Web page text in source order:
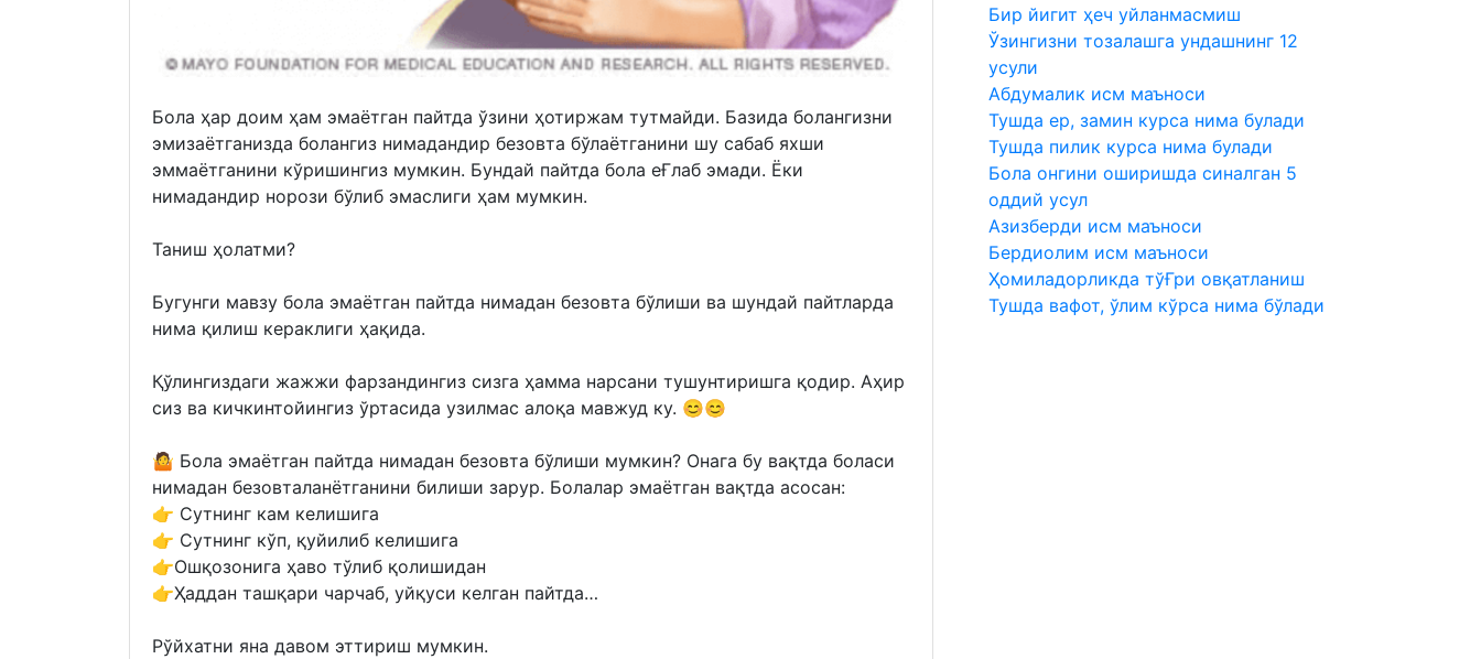
Бола ҳар доим ҳам эмаётган пайтда ўзини ҳотиржам тутмайди. Базида болангизни
эмизаётганизда болангиз нимадандир безовта бўлаётганини шу сабаб яхши
эммаётганини кўришингиз мумкин. Бундай пайтда бола еҒлаб эмади. Ёки
нимадандир норози бўлиб эмаслиги ҳам мумкин.
Таниш ҳолатми?
Бугунги мавзу бола эмаётган пайтда нимадан безовта бўлиши ва шундай пайтларда
нима қилиш кераклиги ҳақида.
Қўлингиздаги жажжи фарзандингиз сизга ҳамма нарсани тушунтиришга қодир. Aҳир
сиз ва кичкинтойингиз ўртасида узилмас алоқа мавжуд ку. 😊😊
🤷 Бола эмаётган пайтда нимадан безовта бўлиши мумкин? Онага бу вақтда боласи
нимадан безовталанётганини билиши зарур. Болалар эмаётган вақтда асосан:
👉 Сутнинг кам келишига
👉 Сутнинг кўп, қуйилиб келишига
👉Ошқозонига ҳаво тўлиб қолишидан
👉Ҳаддан ташқари чарчаб, уйқуси келган пайтда…
Рўйхатни яна давом эттириш мумкин.
Бир йигит ҳеч уйланмасмиш
Ўзингизни тозалашга ундашнинг 12
усули
Абдумалик исм маъноси
Тушда ер, замин курса нима булади
Тушда пилик курса нима булади
Бола онгини оширишда синалган 5
оддий усул
Азизберди исм маъноси
Бердиолим исм маъноси
Ҳомиладорликда тўҒри овқатланиш
Тушда вафот, ўлим кўрса нима бўлади